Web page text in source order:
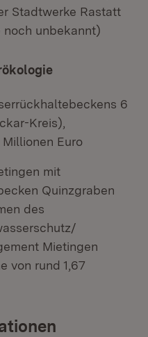
Stadtwerke Rastatt
noch unbekannt)
6
Kreis),
Euro
mit
Quinzgraben
des
Mietingen
von rund 1,67